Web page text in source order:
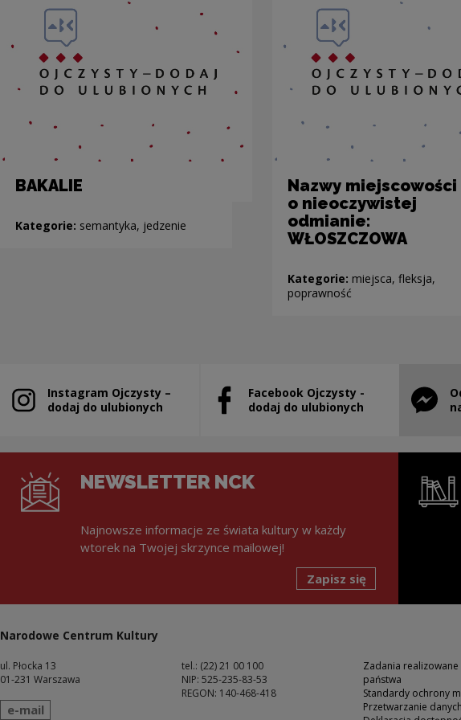
BAKALIE
Kategorie: semantyka, jedzenie
Nazwy miejscowości
o nieoczywistej
odmianie:
WŁOSZCZOWA
Kategorie: miejsca, fleksja,
poprawność
Instagram Ojczysty –
dodaj do ulubionych
Uwaga, link zostanie otwarty w nowym oknie
Facebook Ojczysty -
dodaj do ulubionych
Uwaga, link zostanie otwarty w nowym
Uwaga,
NEWSLETTER NCK
Najnowsze informacje ze świata kultury w każdy
wtorek na Twojej skrzynce mailowej!
Zapisz się
Narodowe Centrum Kultury
ul. Płocka 13
01-231 Warszawa
wyślij wiadomość
e-mail
tel.: (22) 21 00 100
NIP: 525-235-83-53
REGON: 140-468-418
Zadania
państwa
Standardy ochrony
Przetwarzanie